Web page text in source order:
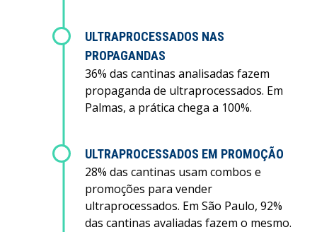
ULTRAPROCESSADOS NAS
PROPAGANDAS
36% das cantinas analisadas fazem
propaganda de ultraprocessados. Em
Palmas, a prática chega a 100%.
ULTRAPROCESSADOS EM PROMOÇÃO
28% das cantinas usam combos e
promoções para vender
ultraprocessados. Em São Paulo, 92%
das cantinas avaliadas fazem o mesmo.